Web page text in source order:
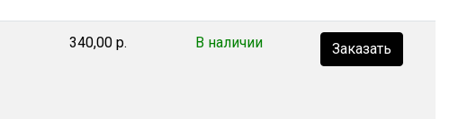
340,00 р. В наличии Заказать